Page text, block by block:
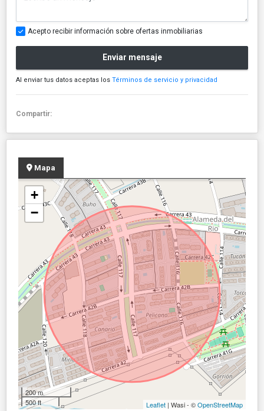
Acepto recibir información sobre ofertas inmobiliarias
Enviar mensaje
Al enviar tus datos aceptas los Términos de servicio y privacidad
Compartir:
Mapa
+
−
200 m
500 ft
Leaflet | Wasi - ©OpenStreetMap